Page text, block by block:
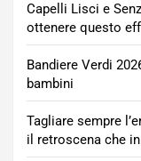
Capelli Lisci e
ottenere questo
Bandiere Verdi
bambini
Tagliare sempre
il retroscena che